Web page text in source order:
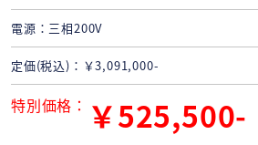
電源 三相200V
定価(税込) ￥3,091,000-
特別価格 ￥525,500-